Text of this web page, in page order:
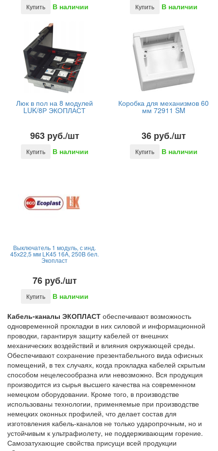
Купить В наличии Купить В наличии
Люк в пол на 8 модулей
LUK/8Р ЭКОПЛАСТ
963 руб./шт
Купить В наличии
Коробка для механизмов 60
мм 72911 SM
36 руб./шт
Купить В наличии
Выключатель 1 модуль, с инд.
45х22,5 мм LK45 16A, 250B бел.
Экопласт
76 руб./шт
Купить В наличии
Кабель-каналы ЭКОПЛАСТ обеспечивают возможность
одновременной прокладки в них силовой и информационной
проводки, гарантируя защиту кабелей от внешних
механических воздействий и влияния окружающей среды.
Обеспечивают сохранение презентабельного вида офисных
помещений, в тех случаях, когда прокладка кабелей скрытым
способом нецелесообразна или невозможно. Вся продукция
производится из сырья высшего качества на современном
немецком оборудовании. Кроме того, в производстве
использованы технологии, применяемые при производстве
немецких оконных профилей, что делает состав для
изготовления кабель-каналов не только ударопрочным, но и
устойчивым к ультрафиолету, не поддерживающим горение.
Самозатухающие свойства присущи всей продукции